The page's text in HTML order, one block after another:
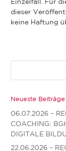
Einzelfall. Für
dieser
keine Haftung
Neueste Beiträge
06.07.2026 –
COACHING:
DIGITALE
22.06.2026 –